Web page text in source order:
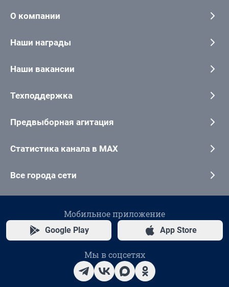
О компании
Наши награды
Наши вакансии
Техподдержка
Предвыборная агитация
Статистика канала в MAX
Все города сети
Мобильное приложение
Google Play App Store
Мы в соцсетях